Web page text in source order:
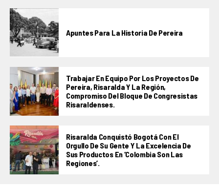
Apuntes Para La Historia De Pereira
Trabajar En Equipo Por Los Proyectos De
Pereira, Risaralda Y La Región,
Compromiso Del Bloque De Congresistas
Risaraldenses.
Risaralda Conquistó Bogotá Con El
Orgullo De Su Gente Y La Excelencia De
Sus Productos En ‘Colombia Son Las
Regiones’.